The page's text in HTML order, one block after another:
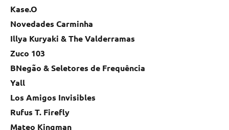
Kase.O
Novedades Carminha
Illya Kuryaki & The Valderramas
Zuco 103
BNegão & Seletores de Frequência
Yall
Los Amigos Invisibles
Rufus T. Firefly
Mateo Kingman